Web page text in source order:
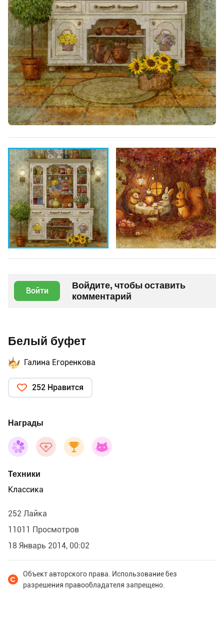
Войти
Войдите, чтобы оставить
комментарий
Белый буфет
Галина Егоренкова
252 Нравится
Награды
Техники
Классика
252 Лайка
11011 Просмотров
18 Январь 2014, 00:02
Объект авторского права. Использование без
разрешения правообладателя запрещено.